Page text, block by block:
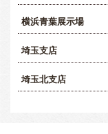
横浜青葉展示場
埼玉支店
埼玉北支店